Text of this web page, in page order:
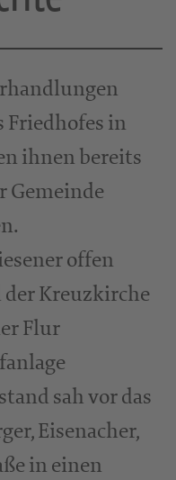
Friedhofes in
ihnen bereits
Gemeinde
offen
der Kreuzkirche
Flur
sah vor das
Eisenacher,
in einen